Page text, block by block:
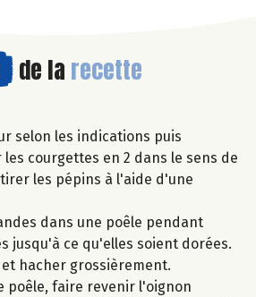
de la recette
selon les indications puis
les courgettes en 2 dans le sens de
les pépins à l'aide d'une
dans une poêle pendant
jusqu'à ce qu'elles soient dorées.
hacher grossièrement.
poêle, faire revenir l'oignon